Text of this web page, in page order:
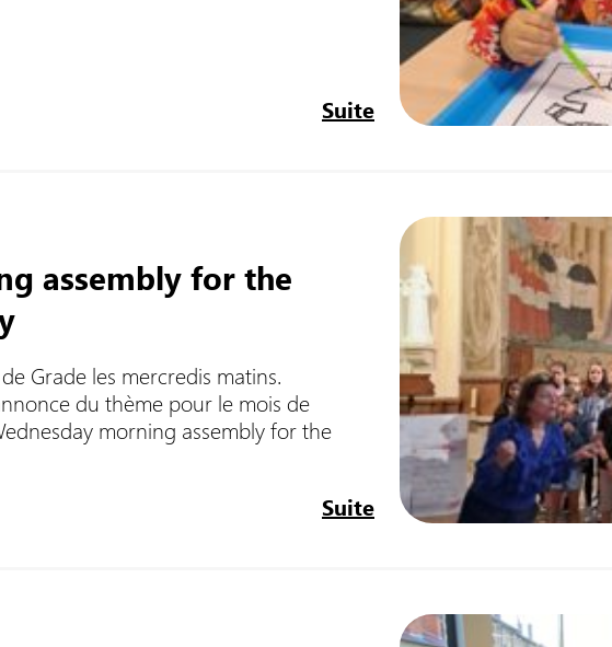
Suite
assembly for the
Grade les mercredis matins.
du thème pour le mois de
morning assembly for the
Suite